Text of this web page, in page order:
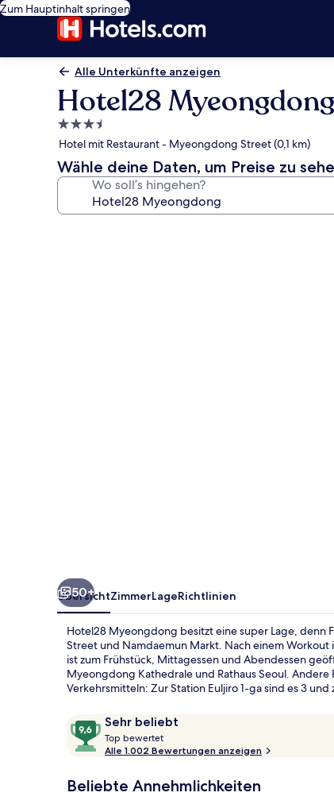
Zum Hauptinhalt springen
Alle Unterkünfte anzeigen
Hotel28 Myeongdong
3.5-
Sterne-
Unterkunft
Hotel mit Restaurant - Myeongdong Street (0,1 km)
Wähle deine Daten, um Preise zu
Wo soll’s hingehen?
50+
ÜbersichtZimmerLageRichtlinien
Hotel28 Myeongdong besitzt eine super Lage, denn
Street und Namdaemun Markt. Nach einem
ist zum Frühstück, Mittagessen und Abendessen
Myeongdong Kathedrale und Rathaus Seoul.
Verkehrsmitteln: Zur Station Euljiro 1-ga sind es 3
Bewertungen
Sehr beliebt
9,6
von
10,
beliebt
Top bewertet
o
b
Alle 1.002 Bewertungen anzeigen
Beliebte Annehmlichkeiten